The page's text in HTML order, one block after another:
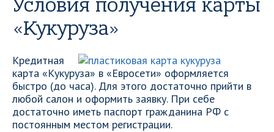
Условия получения карты
«Кукуруза»
Кредитная
карта «Кукуруза» в «Евросети» оформляется
быстро (до часа). Для этого достаточно прийти в
любой салон и оформить заявку. При себе
достаточно иметь паспорт гражданина РФ с
постоянным местом регистрации.